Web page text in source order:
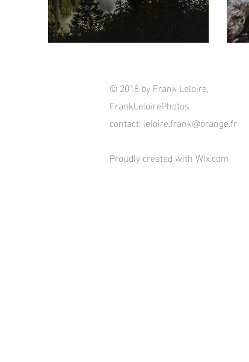
© 2018 by Frank Leloire,
FrankLeloirePhotos
contact: leloire.frank@orange.fr
Proudly created with Wix.com